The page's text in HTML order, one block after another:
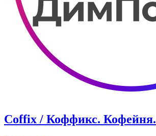
Coffix / Коффикс. Кофейня.